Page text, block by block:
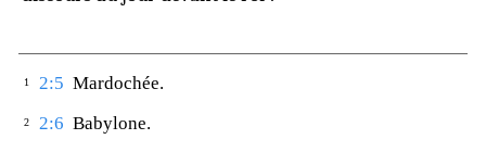
1 2:5 Mardochée.
2 2:6 Babylone.